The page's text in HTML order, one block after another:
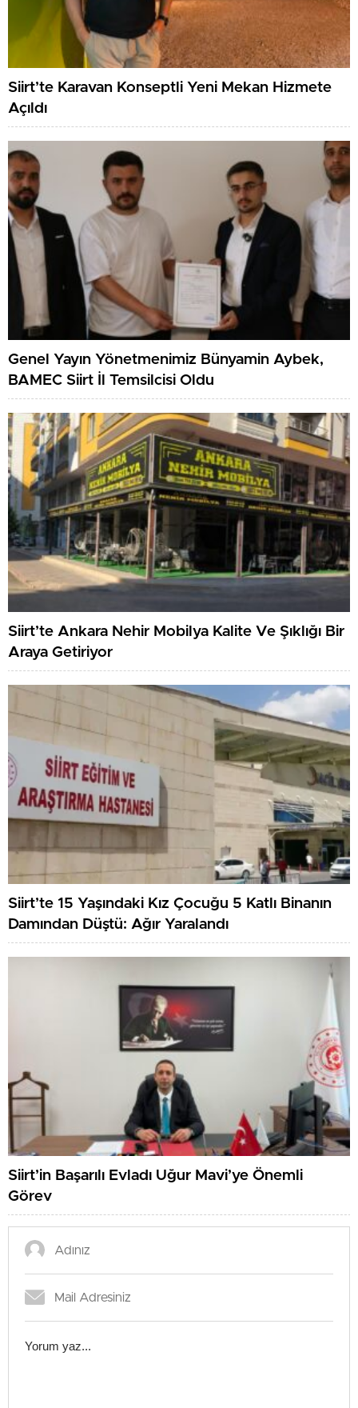
Siirt’te Karavan Konseptli Yeni Mekan Hizmete
Açıldı
Genel Yayın Yönetmenimiz Bünyamin Aybek,
BAMEC Siirt İl Temsilcisi Oldu
Siirt’te Ankara Nehir Mobilya Kalite Ve Şıklığı Bir
Araya Getiriyor
Siirt’te 15 Yaşındaki Kız Çocuğu 5 Katlı Binanın
Damından Düştü: Ağır Yaralandı
Siirt’in Başarılı Evladı Uğur Mavi’ye Önemli
Görev